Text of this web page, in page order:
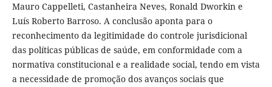
Mauro Cappelleti, Castanheira Neves, Ronald Dworkin e
Luís Roberto Barroso. A conclusão aponta para o
reconhecimento da legitimidade do controle jurisdicional
das políticas públicas de saúde, em conformidade com a
normativa constitucional e a realidade social, tendo em vista
a necessidade de promoção dos avanços sociais que